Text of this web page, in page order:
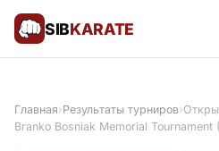
SIBKARATE
Главная›Результаты турниров›
Branko Bosniak Memorial Tournament